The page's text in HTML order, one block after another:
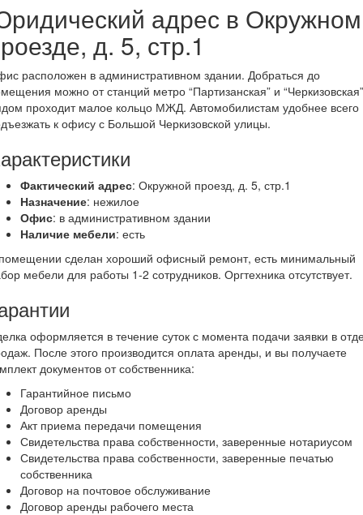
адрес в Окружном
д. 5, стр.1
расположен в административном здании. Добраться до
можно от станций метро “Партизанская” и
проходит малое кольцо МЖД. Автомобилистам удобнее всего
к офису с Большой Черкизовской улицы.
Фактический адрес: Окружной проезд, д. 5, стр.1
Назначение: нежилое
Офис: в административном здании
Наличие мебели: есть
сделан хороший офисный ремонт, есть минимальный
мебели для работы 1-2 сотрудников. Оргтехника отсутствует.
оформляется в течение суток с момента подачи заявки в
После этого производится оплата аренды, и вы получаете
документов от собственника:
Гарантийное письмо
Договор аренды
Акт приема передачи помещения
Свидетельства права собственности, заверенные нотариусом
Свидетельства права собственности, заверенные печатью
собственника
Договор на почтовое обслуживание
Договор аренды рабочего места